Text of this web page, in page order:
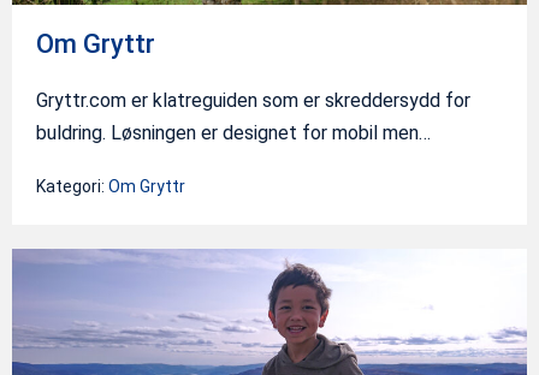
Om Gryttr
Gryttr.com er klatreguiden som er skreddersydd for
buldring. Løsningen er designet for mobil men…
Kategori: Om Gryttr
Bolts
from
Dragons